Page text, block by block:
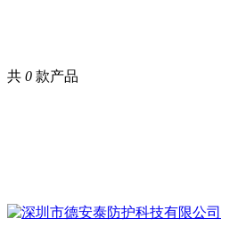
共 0 款产品